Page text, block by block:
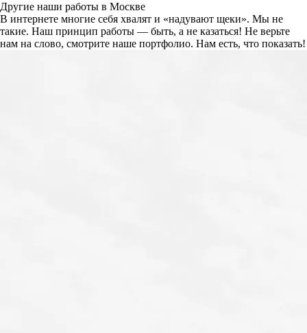
Другие наши работы в Москве
В интернете многие себя хвалят и «надувают щеки». Мы не
такие. Наш принцип работы — быть, а не казаться! Не верьте
нам на слово, смотрите наше портфолио. Нам есть, что показать!